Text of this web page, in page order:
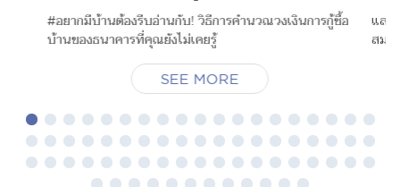
#อยากมีบ้านต้องรีบอ่านกับ! วิธีการคำนวณวงเงินการกู้ซื้อ
บ้านของธนาคารที่คุณยังไม่เคยรู้
SEE MORE
และ
สมใ